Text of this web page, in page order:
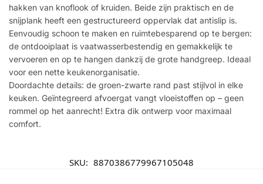
hakken van knoflook of kruiden. Beide zijn praktisch en de
snijplank heeft een gestructureerd oppervlak dat antislip is.
Eenvoudig schoon te maken en ruimtebesparend op te bergen:
de ontdooiplaat is vaatwasserbestendig en gemakkelijk te
vervoeren en op te hangen dankzij de grote handgreep. Ideaal
voor een nette keukenorganisatie.
Doordachte details: de groen-zwarte rand past stijlvol in elke
keuken. Geïntegreerd afvoergat vangt vloeistoffen op – geen
rommel op het aanrecht! Extra dik ontwerp voor maximaal
comfort.
SKU: 8870386779967105048